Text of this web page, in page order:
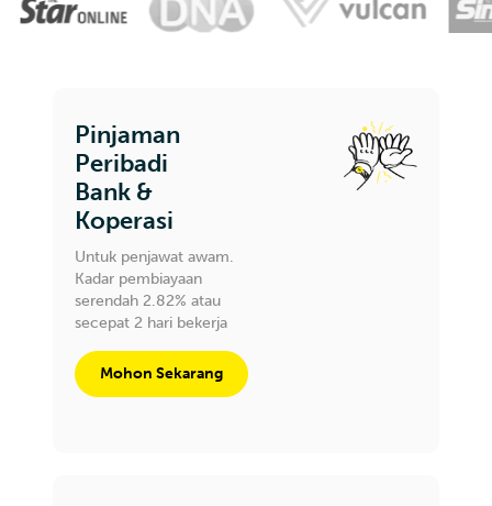
Pinjaman
Peribadi
Bank &
Koperasi
Untuk penjawat awam.
Kadar pembiayaan
serendah 2.82% atau
secepat 2 hari bekerja
Mohon Sekarang